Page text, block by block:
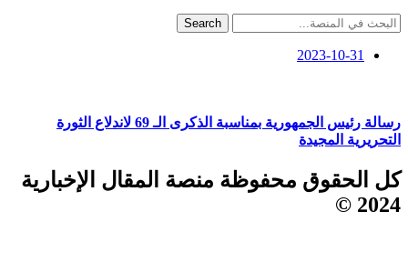
Search
2023-10-31
رسالة رئيس الجمهورية بمناسبة الذكرى الـ 69 لاندلاع الثورة
التحريرية المجيدة
كل الحقوق محفوظة منصة المقال الإخبارية
2024 ©